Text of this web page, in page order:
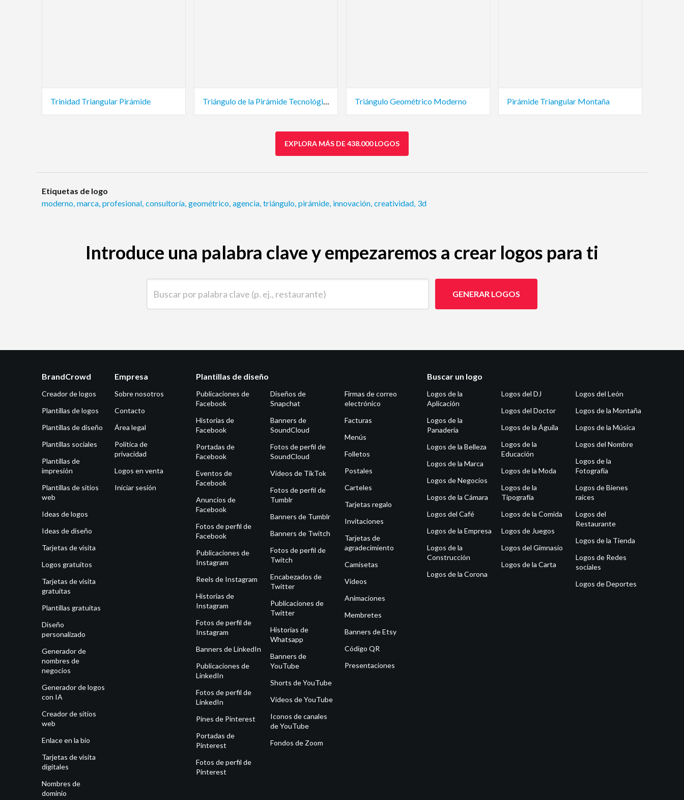
Trinidad Triangular Pirámide Triángulo de la Pirámide Tecnológica Triángulo Geométrico Moderno Pirámide Triangular Montaña
EXPLORA MÁS DE 438.000 LOGOS
Etiquetas de logo
moderno, marca, profesional, consultoría, geométrico, agencia, triángulo, pirámide, innovación, creatividad, 3d
Introduce una palabra clave y empezaremos a crear logos para ti
GENERAR LOGOS
BrandCrowd
Creador de logos
Plantillas de logos
Plantillas de diseño
Plantillas sociales
Plantillas de
impresión
Plantillas de sitios
web
Ideas de logos
Ideas de diseño
Tarjetas de visita
Logos gratuitos
Tarjetas de visita
gratuitas
Plantillas gratuitas
Diseño
personalizado
Generador de
nombres de
negocios
Generador de logos
con IA
Creador de sitios
web
Enlace en la bio
Tarjetas de visita
digitales
Nombres de
dominio
Empresa
Sobre nosotros
Contacto
Área legal
Política de
privacidad
Logos en venta
Iniciar sesión
Plantillas de diseño
Publicaciones de
Facebook
Historias de
Facebook
Portadas de
Facebook
Eventos de
Facebook
Anuncios de
Facebook
Fotos de perfil de
Facebook
Publicaciones de
Instagram
Reels de Instagram
Historias de
Instagram
Fotos de perfil de
Instagram
Banners de LinkedIn
Publicaciones de
LinkedIn
Fotos de perfil de
LinkedIn
Pines de Pinterest
Portadas de
Pinterest
Fotos de perfil de
Pinterest
Diseños de
Snapchat
Banners de
SoundCloud
Fotos de perfil de
SoundCloud
Vídeos de TikTok
Fotos de perfil de
Tumblr
Banners de Tumblr
Banners de Twitch
Fotos de perfil de
Twitch
Encabezados de
Twitter
Publicaciones de
Twitter
Historias de
Whatsapp
Banners de
YouTube
Shorts de YouTube
Vídeos de YouTube
Iconos de canales
de YouTube
Fondos de Zoom
Firmas de correo
electrónico
Facturas
Menús
Folletos
Postales
Carteles
Tarjetas regalo
Invitaciones
Tarjetas de
agradecimiento
Camisetas
Vídeos
Animaciones
Membretes
Banners de Etsy
Código QR
Presentaciones
Buscar un logo
Logos de la
Aplicación
Logos de la
Panadería
Logos de la Belleza
Logos de la Marca
Logos de Negocios
Logos de la Cámara
Logos del Café
Logos de la Empresa
Logos de la
Construcción
Logos de la Corona
Logos del DJ
Logos del Doctor
Logos de la Águila
Logos de la
Educación
Logos de la Moda
Logos de la
Tipografía
Logos de la Comida
Logos de Juegos
Logos del Gimnasio
Logos de la Carta
Logos del León
Logos de la Montaña
Logos de la Música
Logos del Nombre
Logos de la
Fotografía
Logos de Bienes
raíces
Logos del
Restaurante
Logos de la Tienda
Logos de Redes
sociales
Logos de Deportes